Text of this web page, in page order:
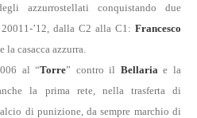
azzurrostellati conquistando due
’12, dalla C2 alla C1: Francesco
casacca azzurra.
al “Torre” contro il Bellariae la
la prima rete, nella trasferta di
di punizione, da sempre marchio di